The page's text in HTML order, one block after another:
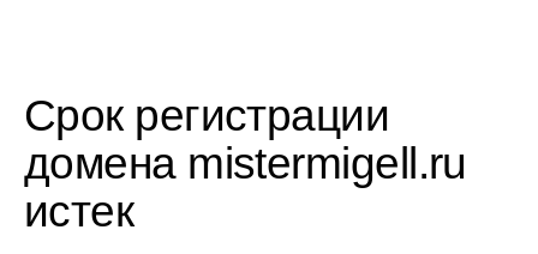
Срок регистрации
домена mistermigell.ru
истек